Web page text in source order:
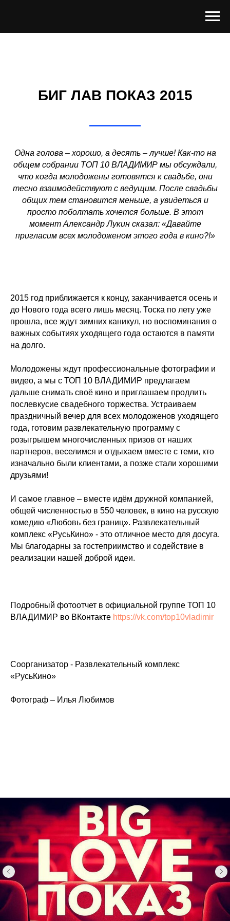
БИГ ЛАВ ПОКАЗ 2015
Одна голова – хорошо, а десять – лучше! Как-то на
общем собрании ТОП 10 ВЛАДИМИР мы обсуждали,
что когда молодожены готовятся к свадьбе, они
тесно взаимодействуют с ведущим. После свадьбы
общих тем становится меньше, а увидеться и
просто поболтать хочется больше. В этот
момент Александр Лукин сказал: «Давайте
пригласим всех молодоженом этого года в кино?!»
2015 год приближается к концу, заканчивается осень и
до Нового года всего лишь месяц. Тоска по лету уже
прошла, все ждут зимних каникул, но воспоминания о
важных событиях уходящего года остаются в памяти
на долго.
Молодожены ждут профессиональные фотографии и
видео, а мы с ТОП 10 ВЛАДИМИР предлагаем
дальше снимать своё кино и приглашаем продлить
послевкусие свадебного торжества. Устраиваем
праздничный вечер для всех молодоженов уходящего
года, готовим развлекательную программу с
розыгрышем многочисленных призов от наших
партнеров, веселимся и отдыхаем вместе с теми, кто
изначально были клиентами, а позже стали хорошими
друзьями!
И самое главное – вместе идём дружной компанией,
общей численностью в 550 человек, в кино на русскую
комедию «Любовь без границ». Развлекательный
комплекс «РусьКино» - это отличное место для досуга.
Мы благодарны за гостеприимство и содействие в
реализации нашей доброй идеи.
Подробный фотоотчет в официальной группе ТОП 10
ВЛАДИМИР во ВКонтакте https://vk.com/top10vladimir
Соорганизатор - Развлекательный комплекс
«РусьКино»
Фотограф – Илья Любимов